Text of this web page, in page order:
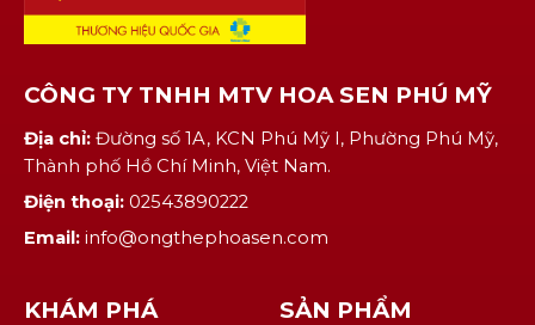
CÔNG TY TNHH MTV HOA SEN PHÚ MỸ
Địa chỉ: Đường số 1A, KCN Phú Mỹ I, Phường Phú Mỹ,
Thành phố Hồ Chí Minh, Việt Nam.
Điện thoại: 02543890222
Email: info@ongthephoasen.com
KHÁM PHÁ SẢN PHẨM